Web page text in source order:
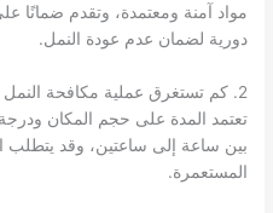
مواد آمنة ومعتمدة، وتقدم ضمانًا
دورية لضمان عدم عودة النمل.
2. كم تستغرق عملية مكافحة النمل الأسود؟
تعتمد المدة على حجم المكان ودرجة
بين ساعة إلى ساعتين، وقد يتطلب
المستعمرة.